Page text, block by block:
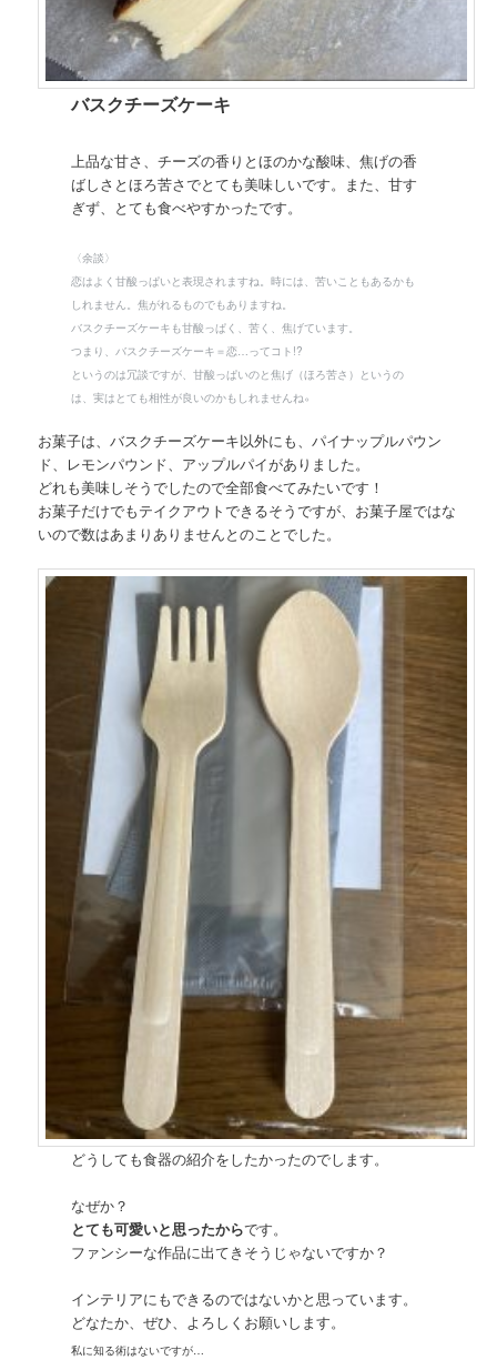
バスクチーズケーキ
上品な甘さ、チーズの香りとほのかな酸味、焦げの香
ばしさとほろ苦さでとても美味しいです。また、甘す
ぎず、とても食べやすかったです。
〈余談〉
恋はよく甘酸っぱいと表現されますね。時には、苦いこともあるかも
しれません。焦がれるものでもありますね。
バスクチーズケーキも甘酸っぱく、苦く、焦げています。
つまり、バスクチーズケーキ＝恋…ってコト!?
というのは冗談ですが、甘酸っぱいのと焦げ（ほろ苦さ）というの
は、実はとても相性が良いのかもしれませんね。
お菓子は、バスクチーズケーキ以外にも、パイナップルパウン
ド、レモンパウンド、アップルパイがありました。
どれも美味しそうでしたので全部食べてみたいです！
お菓子だけでもテイクアウトできるそうですが、お菓子屋ではな
いので数はあまりありませんとのことでした。
どうしても食器の紹介をしたかったのでします。
なぜか？
とても可愛いと思ったからです。
ファンシーな作品に出てきそうじゃないですか？
インテリアにもできるのではないかと思っています。
どなたか、ぜひ、よろしくお願いします。
私に知る術はないですが…